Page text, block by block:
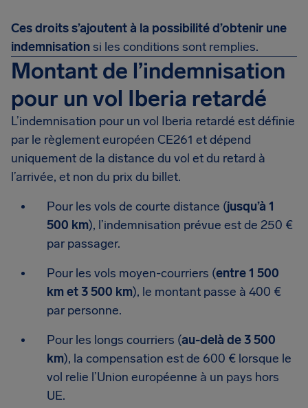
Ces droits s’ajoutent à la possibilité d’obtenir une
indemnisationsi les conditions sont remplies.
Montant de l’indemnisation
pour un vol Iberia retardé
L’indemnisation pour un vol Iberia retardé est définie
par le règlement européen CE261 et dépend
uniquement de la distance du vol et du retard à
l’arrivée, et non du prix du billet.
Pour les vols de courte distance (jusqu’à 1
500 km), l’indemnisation prévue est de 250 €
par passager.
Pour les vols moyen-courriers (entre 1 500
km et 3 500 km), le montant passe à 400 €
par personne.
Pour les longs courriers (au-delà de 3 500
km), la compensation est de 600 € lorsque le
vol relie l’Union européenne à un pays hors
UE.